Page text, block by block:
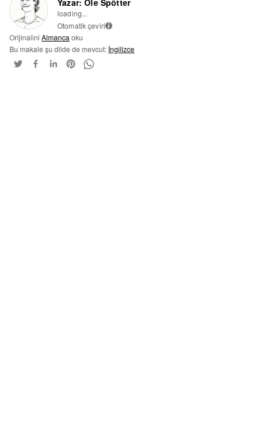
loading...
Otomatik çeviri i
Orijinalini Almanca oku
Bu makale şu dilde de mevcut: İngilizce